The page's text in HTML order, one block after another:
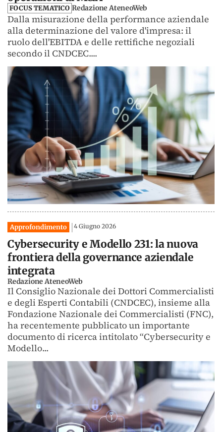
FOCUS TEMATICO Redazione AteneoWeb
Dalla misurazione della performance aziendale
alla determinazione del valore d'impresa: il
ruolo dell'EBITDA e delle rettifiche negoziali
secondo il CNDCEC....
Approfondimento 4 Giugno 2026
Cybersecurity e Modello 231: la nuova
frontiera della governance aziendale
integrata
Redazione AteneoWeb
Il Consiglio Nazionale dei Dottori Commercialisti
e degli Esperti Contabili (CNDCEC), insieme alla
Fondazione Nazionale dei Commercialisti (FNC),
ha recentemente pubblicato un importante
documento di ricerca intitolato “Cybersecurity e
Modello...